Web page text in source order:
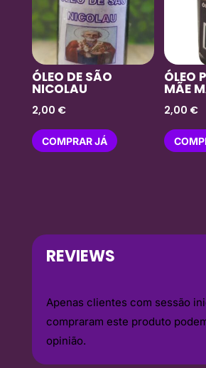
ÓLEO DE SÃO
NICOLAU
2,00 €
COMPRAR JÁ
ÓLEO
MÃE
2,00 €
REVIEWS
Apenas clientes com sessão
compraram este produto
opinião.